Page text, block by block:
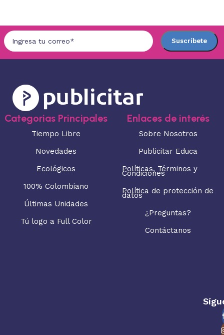
Categorias Principales
Tiempo Libre
Novedades
Ecológicos
100% Colombiano
Últimas Unidades
Tú logo a Full Color
Enlaces de interés
Sobre Nosotros
Publicitar Educa
Políticas, Términos y
Condiciones
Política de protección de
datos
¿Preguntas?
Contáctanos